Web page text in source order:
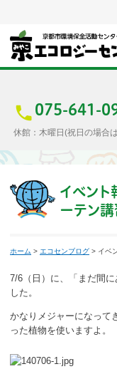
075-641-
休館：木曜日(祝日の場合
アクセス
施設案内
イベント
講座
ボランティア
活動支援
イベント
ーテン講
ホーム > エコセンブログ > イベ
7/6（日）に、「まだ間
した。
かなりメジャーになって
った植物を使いますよ。